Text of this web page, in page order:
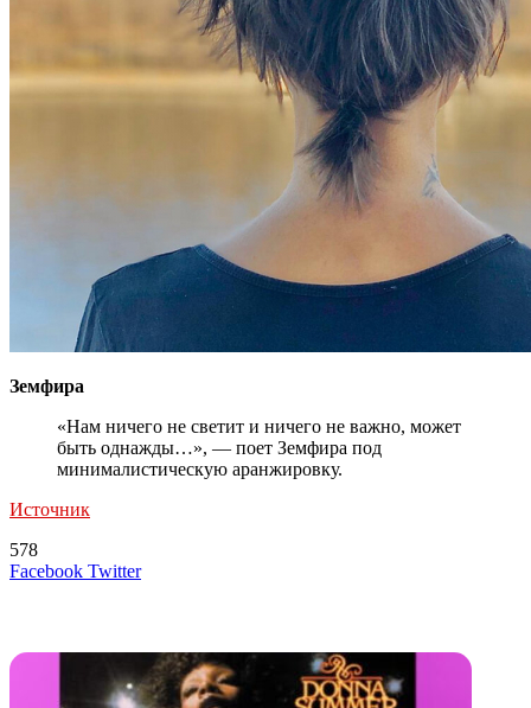
Земфира
«Нам ничего не светит и ничего не важно, может
быть однажды…», — поет Земфира под
минималистическую аранжировку.
Источник
578
Facebook TwitterLinkedIn
Tumblr
Reddit
Вконтакте
Одноклассники
Skype
Messenger
Messenger
WhatsApp
Telegram
Viber
Line
Поделиться
Печатать